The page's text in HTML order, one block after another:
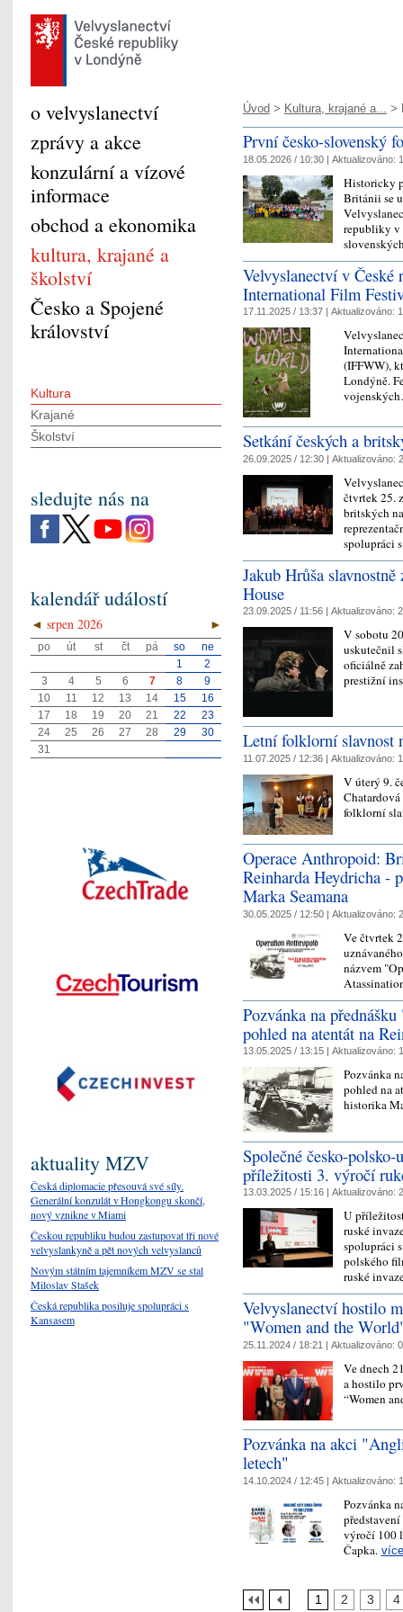
Úvod > Kultura, krajané a... >
První česko-slovenský
18.05.2026 / 10:30 | Aktualizováno:
Historicky
Británii se
republiky v
Velvyslanectví v České
International Film
17.11.2025 / 13:37 | Aktualizováno:
(IFFWW),
Londýně.
Setkání českých a
26.09.2025 / 12:30 | Aktualizováno:
čtvrtek 25.
britských
spolupráci
Jakub Hrůša
House
23.09.2025 / 11:56 | Aktualizováno:
V sobotu
uskutečnil
oficiálně
prestižní
Letní folklorní slavnost
11.07.2025 / 12:36 | Aktualizováno:
V úterý 9.
folklorní
Operace Anthropoid:
Reinharda Heydricha -
Marka Seamana
30.05.2025 / 12:50 | Aktualizováno:
Ve čtvrtek
názvem
Pozvánka na
pohled na atentát na
13.05.2025 / 13:15 | Aktualizováno:
Pozvánka
pohled na
historika
Společné česko-
příležitosti 3. výročí
13.03.2025 / 15:16 | Aktualizováno:
U
ruské
spolupráci
polského
ruské
Velvyslanectví hostilo
"Women and the
25.11.2024 / 18:21 | Aktualizováno:
Ve dnech
a hostilo
“Women
Pozvánka na akci
letech"
14.10.2024 / 12:45 | Aktualizováno:
Pozvánka
výročí 100
Čapka. více
1 2 3 4
o velvyslanectví
zprávy a akce
konzulární a vízové
informace
obchod a ekonomika
kultura, krajané a
školství
Česko a Spojené
království
Kultura
Krajané
Školství
sledujte nás na
kalendář událostí
◄ ►
srpen 2026
po út st čt pá so
ne
1
2
3
4 5 6 7 8
9
10
11 12 13 14 15
16
17
18 19 20 21 22
23
24
25 26 27 28 29
30
31
aktuality MZV
Česká diplomacie přesouvá své síly.
Generální konzulát v Hongkongu skončí,
nový vznikne v Miami
Českou republiku budou zastupovat tři nové
velvyslankyně a pět nových velvyslanců
Novým státním tajemníkem MZV se stal
Miloslav Stašek
Česká republika posiluje spolupráci s
Kansasem